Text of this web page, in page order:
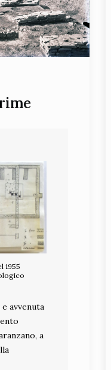
1955
avvenuta
a